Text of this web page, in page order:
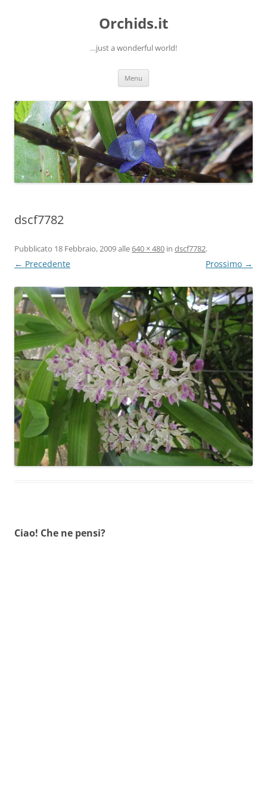
Orchids.it
…just a wonderful world!
Menu
dscf7782
Pubblicato 18 Febbraio, 2009alle640 × 480 in dscf7782.
← Precedente Prossimo →
Ciao! Che ne pensi?